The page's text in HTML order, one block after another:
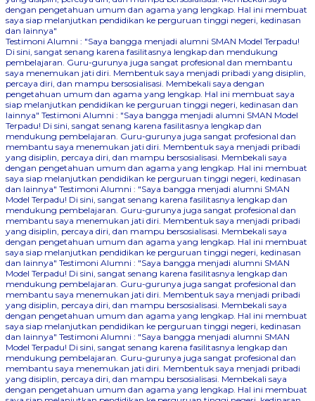
dengan pengetahuan umum dan agama yang lengkap. Hal ini membuat
saya siap melanjutkan pendidikan ke perguruan tinggi negeri, kedinasan
dan lainnya"
Testimoni Alumni : "Saya bangga menjadi alumni SMAN Model Terpadu!
Di sini, sangat senang karena fasilitasnya lengkap dan mendukung
pembelajaran. Guru-gurunya juga sangat profesional dan membantu
saya menemukan jati diri. Membentuk saya menjadi pribadi yang disiplin,
percaya diri, dan mampu bersosialisasi. Membekali saya dengan
pengetahuan umum dan agama yang lengkap. Hal ini membuat saya
siap melanjutkan pendidikan ke perguruan tinggi negeri, kedinasan dan
lainnya" Testimoni Alumni : "Saya bangga menjadi alumni SMAN Model
Terpadu! Di sini, sangat senang karena fasilitasnya lengkap dan
mendukung pembelajaran. Guru-gurunya juga sangat profesional dan
membantu saya menemukan jati diri. Membentuk saya menjadi pribadi
yang disiplin, percaya diri, dan mampu bersosialisasi. Membekali saya
dengan pengetahuan umum dan agama yang lengkap. Hal ini membuat
saya siap melanjutkan pendidikan ke perguruan tinggi negeri, kedinasan
dan lainnya" Testimoni Alumni : "Saya bangga menjadi alumni SMAN
Model Terpadu! Di sini, sangat senang karena fasilitasnya lengkap dan
mendukung pembelajaran. Guru-gurunya juga sangat profesional dan
membantu saya menemukan jati diri. Membentuk saya menjadi pribadi
yang disiplin, percaya diri, dan mampu bersosialisasi. Membekali saya
dengan pengetahuan umum dan agama yang lengkap. Hal ini membuat
saya siap melanjutkan pendidikan ke perguruan tinggi negeri, kedinasan
dan lainnya" Testimoni Alumni : "Saya bangga menjadi alumni SMAN
Model Terpadu! Di sini, sangat senang karena fasilitasnya lengkap dan
mendukung pembelajaran. Guru-gurunya juga sangat profesional dan
membantu saya menemukan jati diri. Membentuk saya menjadi pribadi
yang disiplin, percaya diri, dan mampu bersosialisasi. Membekali saya
dengan pengetahuan umum dan agama yang lengkap. Hal ini membuat
saya siap melanjutkan pendidikan ke perguruan tinggi negeri, kedinasan
dan lainnya" Testimoni Alumni : "Saya bangga menjadi alumni SMAN
Model Terpadu! Di sini, sangat senang karena fasilitasnya lengkap dan
mendukung pembelajaran. Guru-gurunya juga sangat profesional dan
membantu saya menemukan jati diri. Membentuk saya menjadi pribadi
yang disiplin, percaya diri, dan mampu bersosialisasi. Membekali saya
dengan pengetahuan umum dan agama yang lengkap. Hal ini membuat